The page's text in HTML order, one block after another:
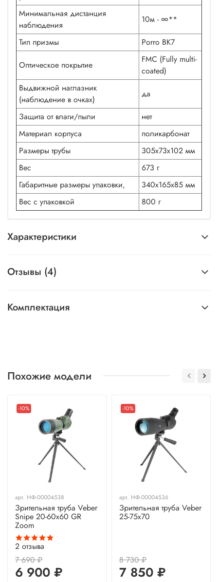
Минимальная дистанция
наблюдения
10м - ∞**
Тип призмы Porro BK7
Оптическое покрытие
FMC (Fully multi-
coated)
Выдвижной наглазник
(наблюдение в очках)
да
Защита от влаги/пыли
нет
Материал корпуса
поликарбонат
Размеры трубы
305х73х102 мм
Вес
673 г
Габаритные размеры упаковки,
340х165х85 мм
Вес с упаковкой
800 г
Характеристики
Отзывы (4)
Комплектация
Похожие модели
-10%
арт. НФ-00004538
Зрительная труба Veber
Snipe 20-60x60 GR
Zoom
2 отзыва
7 690 ₽
6 900 ₽
-10%
арт. НФ-00004536
Зрительная труба Veber
25-75x70
8 730 ₽
7 850 ₽